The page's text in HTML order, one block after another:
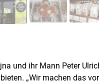
und ihr Mann Peter
„Wir machen das